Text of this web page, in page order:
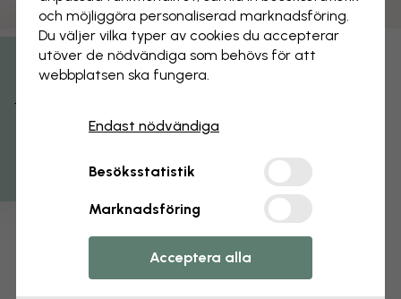
Få 15% rabatt
och möjliggöra personaliserad marknads­föring.
Du väljer vilka typer av cookies du accepterar
utöver de nödvändiga som behövs för att
webbplatsen ska fungera.
Endast nödvändiga
Besöksstatistik
Marknadsföring
Acceptera alla